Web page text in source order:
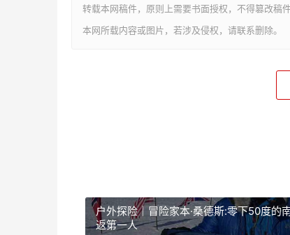
转载本网稿件，原则上需要书面授权，不得篡改稿
本网所载内容或图片，若涉及侵权，请联系删除。
户外探险｜冒险家本·桑德斯:零下50度的
返第一人